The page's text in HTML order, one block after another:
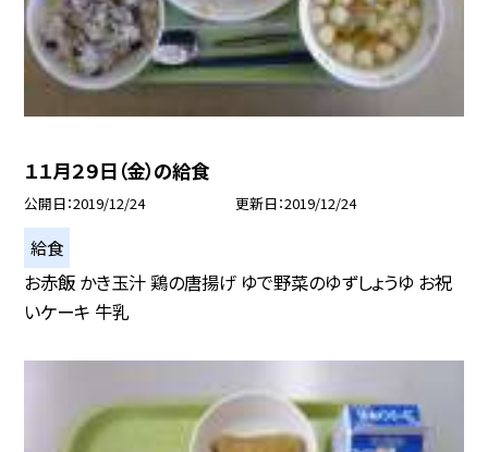
１１月２９日（金）の給食
公開日 2019/12/24 更新日 2019/12/24
給食
お赤飯 かき玉汁 鶏の唐揚げ ゆで野菜のゆずしょうゆ お祝
いケーキ 牛乳